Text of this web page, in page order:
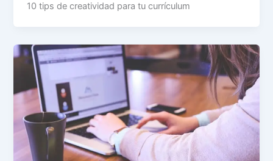
10 tips de creatividad para tu currículum